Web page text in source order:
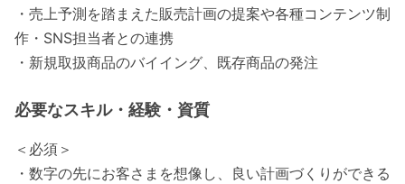
・売上予測を踏まえた販売計画の提案や各種コンテンツ制
作・SNS担当者との連携
・新規取扱商品のバイイング、既存商品の発注
必要なスキル・経験・資質
＜必須＞
・数字の先にお客さまを想像し、良い計画づくりができる